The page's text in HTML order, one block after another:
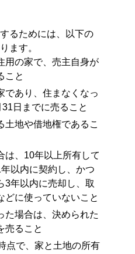
るためには、以下の
ます。
用の家で、売主自身が
こと
であり、住まなくなっ
日までに売ること
土地や借地権であるこ
は、10年以上所有して
以内に契約し、かつ
3年以内に売却し、取
どに使っていないこと
た場合は、決められた
売ること
点で、家と土地の所有